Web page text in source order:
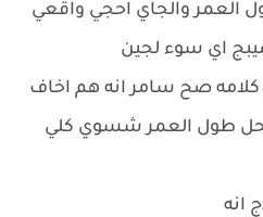
العمر والجاي احجي واقعي
اي سوء لجين
صح سامر انه هم اخاف
طول العمر شسوي كلي
انه